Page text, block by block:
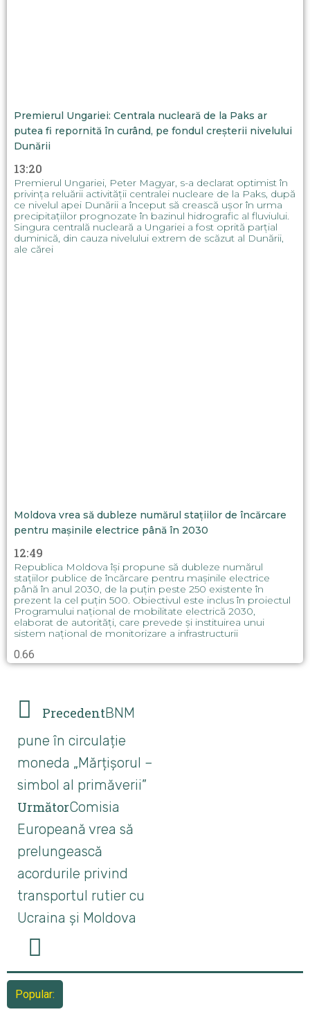
Premierul Ungariei: Centrala nucleară de la Paks ar
putea fi repornită în curând, pe fondul creșterii nivelului
Dunării
13:20
Premierul Ungariei, Peter Magyar, s-a declarat optimist în
privința reluării activității centralei nucleare de la Paks, după
ce nivelul apei Dunării a început să crească ușor în urma
precipitațiilor prognozate în bazinul hidrografic al fluviului.
Singura centrală nucleară a Ungariei a fost oprită parțial
duminică, din cauza nivelului extrem de scăzut al Dunării,
ale cărei
Moldova vrea să dubleze numărul stațiilor de încărcare
pentru mașinile electrice până în 2030
12:49
Republica Moldova își propune să dubleze numărul
stațiilor publice de încărcare pentru mașinile electrice
până în anul 2030, de la puțin peste 250 existente în
prezent la cel puțin 500. Obiectivul este inclus în proiectul
Programului național de mobilitate electrică 2030,
elaborat de autorități, care prevede și instituirea unui
sistem național de monitorizare a infrastructurii
PrecedentBNM
pune în circulație
moneda „Mărțișorul –
simbol al primăverii”
UrmătorComisia
Europeană vrea să
prelungească
acordurile privind
transportul rutier cu
Ucraina și Moldova
Popular: